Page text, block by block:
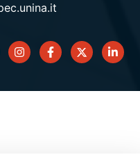
instagramfacebooktwitter